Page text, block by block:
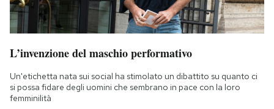
L’invenzione del maschio performativo
Un'etichetta nata sui social ha stimolato un dibattito su quanto ci
si possa fidare degli uomini che sembrano in pace con la loro
femminilità